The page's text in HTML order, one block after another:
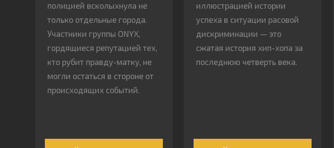
полицией всколыхнула не
только отдельные города.
Участники группы ONYX,
гордящиеся репутацией тех,
кто рубит правду-матку, не
могли остаться в стороне от
происходящих событий.
иллюстрацией истории
успеха в ситуации расовой
дискриминации — это
сжатая история хип-хопа за
последнюю четверть века.